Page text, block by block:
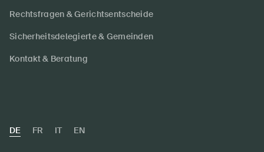
Rechtsfragen & Gerichtsentscheide
Sicherheitsdelegierte & Gemeinden
Kontakt & Beratung
DE FR IT EN